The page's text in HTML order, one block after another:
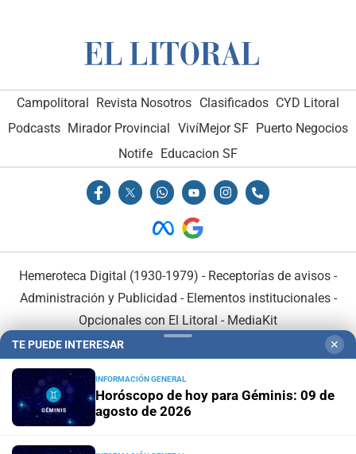
Campolitoral Revista Nosotros Clasificados CYD Litoral
Podcasts Mirador Provincial VivíMejor SF Puerto Negocios
Notife
Educacion SF
Hemeroteca Digital (1930-1979) - Receptorías de avisos -
Administración y Publicidad - Elementos institucionales-
Opcionales con El Litoral - MediaKit
TE PUEDE INTERESAR ✕
INFORMACIÓN GENERAL
Horóscopo de hoy para Géminis: 09 de
agosto de 2026